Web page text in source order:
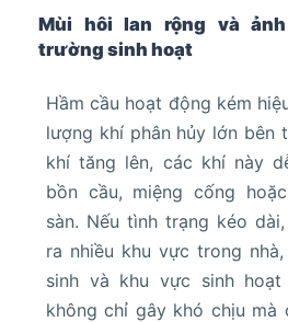
Mùi hôi lan rộng và
trường sinh hoạt
Hầm cầu hoạt động kém
lượng khí phân hủy lớn bên
khí tăng lên, các khí này
bồn cầu, miệng cống
sàn. Nếu tình trạng kéo
ra nhiều khu vực trong
sinh và khu vực sinh
không chỉ gây khó chịu mà